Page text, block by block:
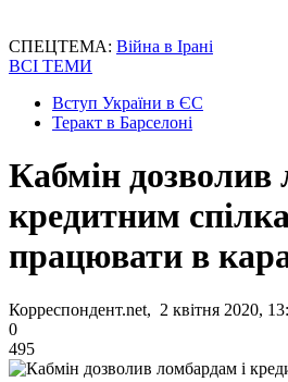
СПЕЦТЕМА: Війна в Ірані
ВСІ ТЕМИ
Вступ України в ЄС
Теракт в Барселоні
Кабмін дозволив
кредитним
працювати в
Корреспондент.net, 2 квітня 2020,
0
495